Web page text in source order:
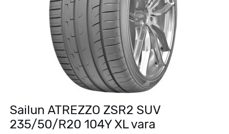
Sailun ATREZZO ZSR2 SUV
235/50/R20 104Y XL vara